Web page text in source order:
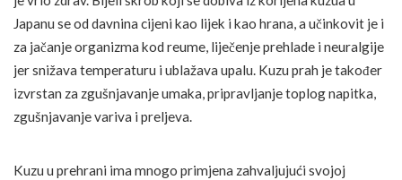
Japanu se od davnina cijeni kao lijek i kao hrana, a učinkovit je i
za jačanje organizma kod reume, liječenje prehlade i neuralgije
jer snižava temperaturu i ublažava upalu. Kuzu prah je također
izvrstan za zgušnjavanje umaka, pripravljanje toplog napitka,
zgušnjavanje variva i preljeva.
Kuzu u prehrani ima mnogo primjena zahvaljujući svojoj